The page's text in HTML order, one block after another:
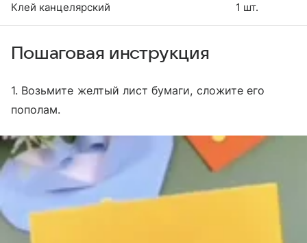
Клей канцелярский 1 шт.
Пошаговая инструкция
1. Возьмите желтый лист бумаги, сложите его
пополам.